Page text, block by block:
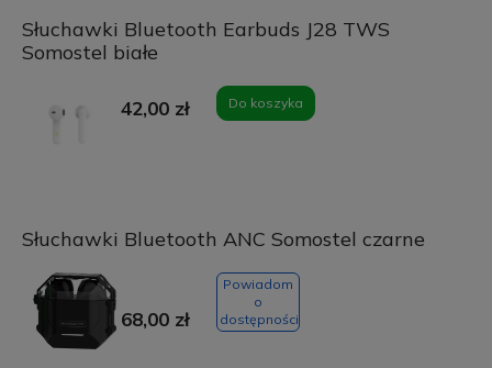
Słuchawki Bluetooth Earbuds J28 TWS
Somostel białe
42,00 zł Do koszyka
Słuchawki Bluetooth ANC Somostel czarne
68,00 zł
Powiadom
o
dostępności